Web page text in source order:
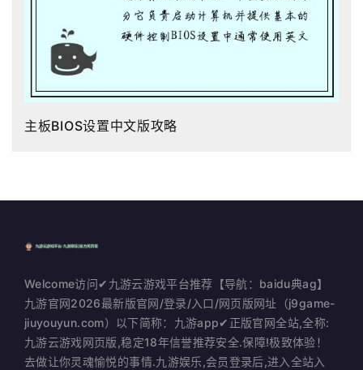
主板BIOS设置中文版攻略
Welcome访问✔九游云游戏平台推荐【导航：baidu典ag】
九游官网2026最新版官网/登录/入口/网页版网址（j9game-
jiuyouyun.com）以下简称：九游app✔正版官网全站,全称:
九游云游戏网页版,稳定18年信誉推荐安全.保障!极致体验！
去做让你灵魂愉悦的事情.九游娱乐,会员登录后,进入全站入